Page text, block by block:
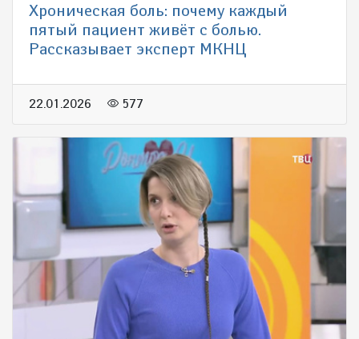
Хроническая боль: почему каждый
пятый пациент живёт с болью.
Рассказывает эксперт МКНЦ
22.01.2026 577